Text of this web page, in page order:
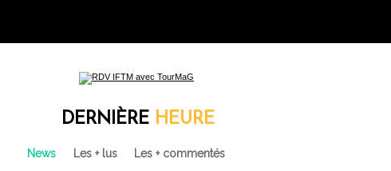
DERNIÈRE HEURE
News Les + lus Les + commentés